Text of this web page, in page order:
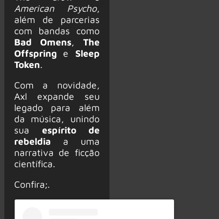
American Psycho,
além de parcerias
com bandas como
Bad Omens,The
Offspringe Sleep
Token.
Com a novidade,
Axl expande seu
legado para além
da música, unindo
sua espírito de
rebeldia a uma
narrativa de ficção
científica.
Confira;.